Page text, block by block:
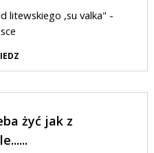
litewskiego ,su valka" -
żyć jak z